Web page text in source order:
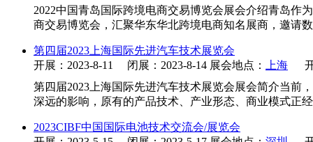
2022中国青岛国际跨境电商交易博览会展会介绍青岛作
商交易博览会，汇聚华东华北跨境电商知名展商，邀请
第四届2023上海国际先进汽车技术展览会
开展：2023-8-11 闭展：2023-8-14 展会地点：
上海 开
第四届2023上海国际先进汽车技术展览会展会简介当前
深远的影响，原有的产品技术、产业形态、商业模式正
2023CIBF中国国际电池技术交流会/展览会